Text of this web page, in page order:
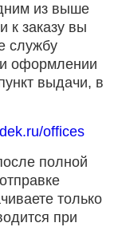
из выше
к заказу вы
службу
оформлении
выдачи, в
offices
полной
только
при